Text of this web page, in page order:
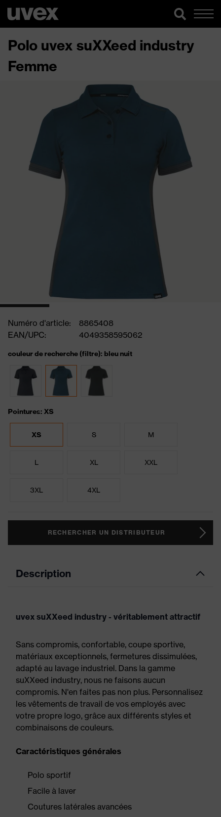
Polo uvex suXXeed industry
Femme
Numéro d'article:
8865408
EAN/UPC:
4049358595062
couleur de recherche (filtre): bleu nuit
Pointures: XS
XS S M
L XL XXL
3XL 4XL
RECHERCHER UN DISTRIBUTEUR
Description
uvex suXXeed industry - véritablement attractif
Sans compromis, confortable, coupe sportive,
matériaux exceptionnels, fermetures dissimulées,
adapté au lavage industriel. Dans la gamme
suXXeed industry, nous ne faisons aucun
compromis. N'en faites pas non plus. Personnalisez
les vêtements de travail de vos employés avec
votre propre logo, grâce aux différents styles et
combinaisons de couleurs.
Caractéristiques générales
Polo sportif
Facile à laver
Coutures latérales avancées